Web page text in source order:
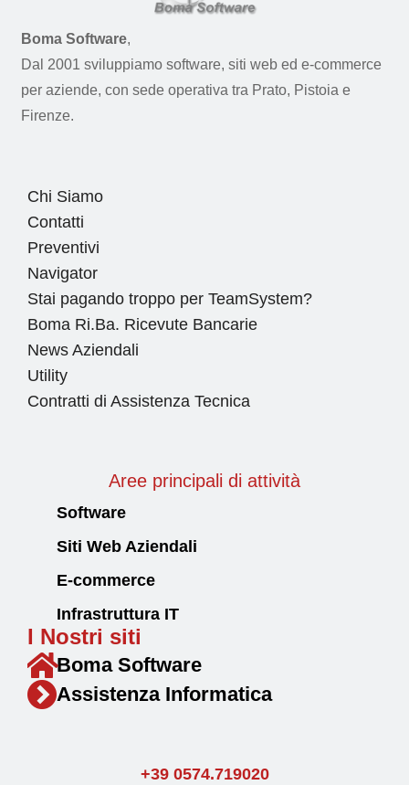
Boma Software,
Dal 2001 sviluppiamo software, siti web ed e-commerce
per aziende, con sede operativa tra Prato, Pistoia e
Firenze.
Chi Siamo
Contatti
Preventivi
Navigator
Stai pagando troppo per TeamSystem?
Boma Ri.Ba. Ricevute Bancarie
News Aziendali
Utility
Contratti di Assistenza Tecnica
Aree principali di attività
Software
Siti Web Aziendali
E-commerce
Infrastruttura IT
I Nostri siti
Boma Software
Assistenza Informatica
+39 0574.719020